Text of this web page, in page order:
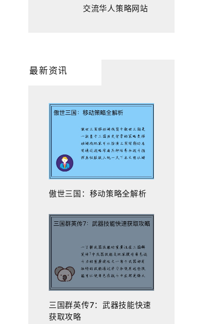
交流华人策略网站
最新资讯
傲世三国：移动策略全解析
三国群英传7：武器技能快速
获取攻略